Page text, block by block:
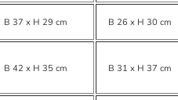
B 37 x H 29 cm B 26 x H 30 cm
B 42 x H 35 cm B 31 x H 37 cm